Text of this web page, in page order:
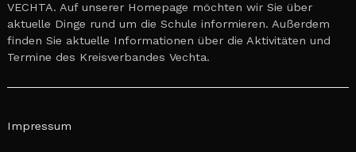
VECHTA. Auf unserer Homepage möchten wir Sie über
aktuelle Dinge rund um die Schule informieren. Außerdem
finden Sie aktuelle Informationen über die Aktivitäten und
Termine des Kreisverbandes Vechta.
Impressum